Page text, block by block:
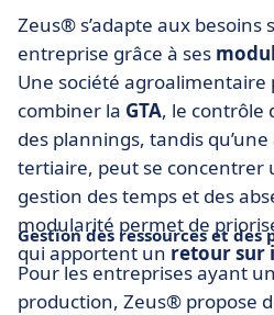
Zeus® s’adapte aux besoins
entreprise grâce à ses
Une société agroalimentaire
combiner la GTA, le contrôle
des plannings, tandis
tertiaire, peut se concentrer
gestion des temps et des
modularité permet de
qui apportent un retour sur
Gestion des ressources et
Pour les entreprises ayant
production, Zeus® propose